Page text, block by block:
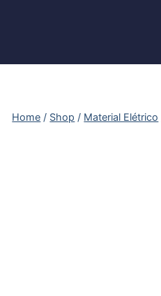
Home / Shop / Material Elétrico